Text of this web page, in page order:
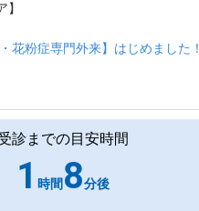
花粉症専門外来】はじめました！
診までの目安時間
1 時間 8分後